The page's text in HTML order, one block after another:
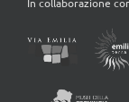
In collaborazione